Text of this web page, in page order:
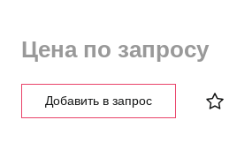
Цена по запросу
Добавить в запрос